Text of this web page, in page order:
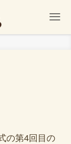
の第4回目の